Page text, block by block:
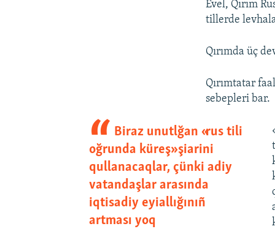
Evel, Qırım
tillerde
Qırımda üç
Qırımtatar
sebepleri bar.
Biraz unutlğan «rus tili
oğrunda küreş» şiarini
qullanacaqlar, çünki adiy
vatandaşlar arasında
iqtisadiy eyiallığınıñ
artması yoq